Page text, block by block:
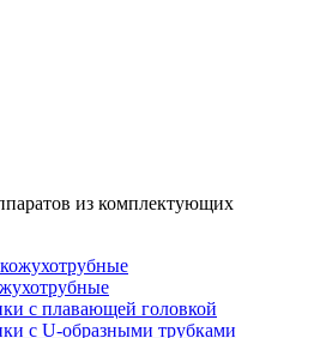
из комплектующих
с плавающей головкой
с U-образными трубками